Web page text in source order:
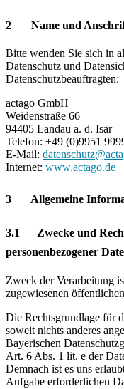
2 Name und Anschrift
Bitte wenden Sie sich in
Datenschutz und
Datenschutzbeauftragten:
actago GmbH
Weidenstraße 66
94405 Landau a. d. Isar
Telefon: +49 (0)9951
E-Mail:
Internet: www.actago.de
3 Allgemeine
3.1 Zwecke und
personenbezogener
Zweck der Verarbeitung
zugewiesenen
Die Rechtsgrundlage für
soweit nichts anderes
Bayerischen
Art. 6 Abs. 1 lit. e der
Demnach ist es uns
Aufgabe erforderlichen